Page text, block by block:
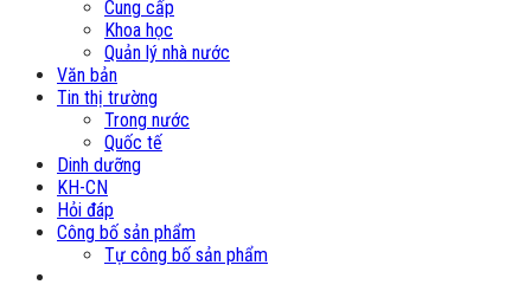
Cung cấp
Khoa học
Quản lý nhà nước
Văn bản
Tin thị trường
Trong nước
Quốc tế
Dinh dưỡng
KH-CN
Hỏi đáp
Công bố sản phẩm
Tự công bố sản phẩm